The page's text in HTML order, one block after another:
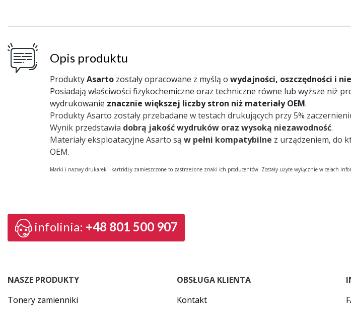
Opis produktu
ProduktyAsarto zostały opracowane z myślą o wydajności, oszczędności i
Posiadają właściwości fizykochemiczne oraz techniczne równe lub wyższe
wydrukowanie znacznie większej liczby stron niż materiały OEM.
Produkty Asarto zostały przebadane w testach drukujących przy 5%
Wynik przedstawia dobrą jakość wydruków oraz wysoką niezawodność.
Materiały eksploatacyjne Asarto są w pełni kompatybilne z urządzeniem, do
OEM.
Marki i nazwy drukarek i kartridży zamieszczone to zastrzeżone znaki ich producentów. Zostały użyte wyłącznie w celach
infolinia: +48 801 500 907
NASZE PRODUKTY
Tonery zamienniki
OBSŁUGA KLIENTA
Kontakt